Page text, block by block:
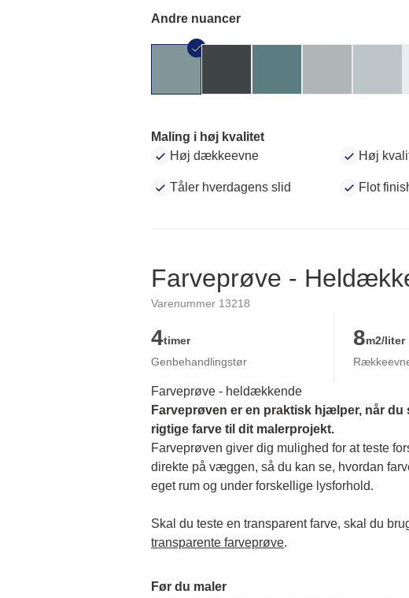
Andre nuancer
Maling i høj kvalitet
Høj dækkeevne
Høj
Tåler hverdagens slid Flot
Farveprøve -
Varenummer 13218
4timer
Genbehandlingstør
8m2/liter
Farveprøve - heldækkende
Farveprøven er en praktisk hjælper, når
rigtige farve til dit malerprojekt.
Farveprøven giver dig mulighed for at teste
direkte på væggen, så du kan se, hvordan
eget rum og under forskellige lysforhold.
transparente farveprøve.
Før du maler